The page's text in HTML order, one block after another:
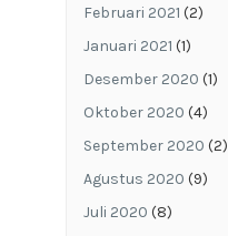
Februari 2021 (2)
Januari 2021 (1)
Desember 2020 (1)
Oktober 2020 (4)
September 2020 (2)
Agustus 2020 (9)
Juli 2020 (8)